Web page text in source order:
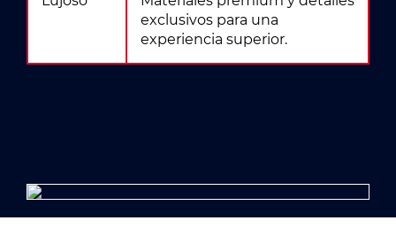
exclusivos para una
experiencia superior.